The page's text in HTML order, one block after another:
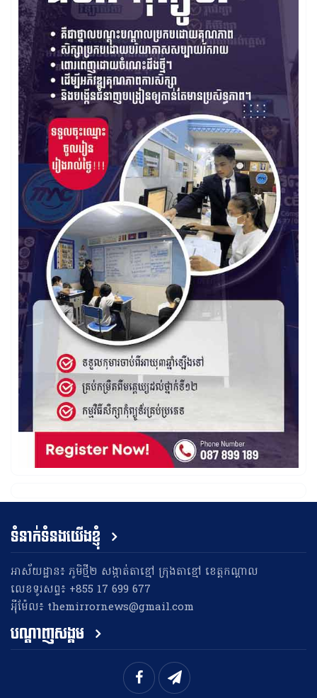
ទំនាក់ទំនងយើងខ្ញុំ
អាស័យដ្ឋាន៖ ភូមិថ្មី២ សង្កាត់តាខ្មៅ ក្រុងតាខ្មៅ ខេត្តកណ្តាល
លេខទូរសព្ទ៖ +855 17 699 677
អុីម៉ែល៖ themirrornews@gmail.com
បណ្តាញសង្គម